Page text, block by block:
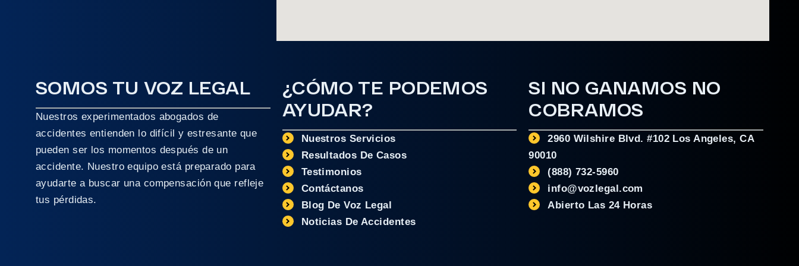
SOMOS TU VOZ LEGAL
Nuestros experimentados abogados de
accidentes entienden lo difícil y estresante que
pueden ser los momentos después de un
accidente. Nuestro equipo está preparado para
ayudarte a buscar una compensación que refleje
tus pérdidas.
¿CÓMO TE PODEMOS
AYUDAR?
Nuestros Servicios
Resultados De Casos
Testimonios
Contáctanos
Blog De Voz Legal
Noticias De Accidentes
SI NO GANAMOS NO
COBRAMOS
2960 Wilshire Blvd. #102 Los Angeles, CA
90010
(888) 732-5960
info@vozlegal.com
Abierto Las 24 Horas